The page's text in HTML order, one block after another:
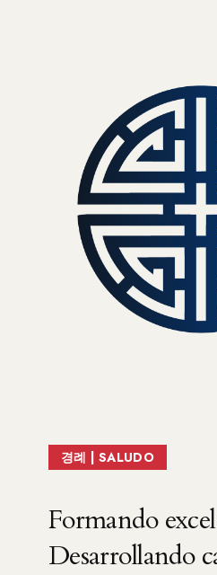
경례 | SALUDO
Formando
Desarrollando